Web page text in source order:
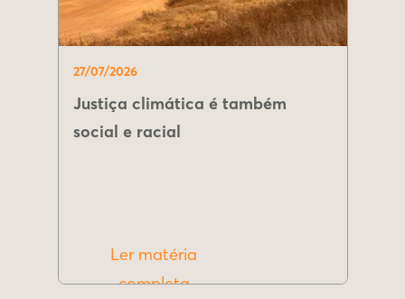
27/07/2026
Justiça climática é também
social e racial
Ler matéria
completa